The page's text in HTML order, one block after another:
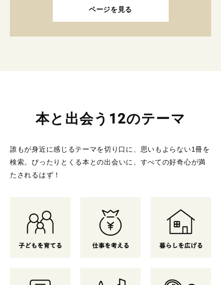
ページを見る
本と出会う12のテーマ
誰もが身近に感じるテーマを切り口に、思いもよらない1冊を
検索。 ぴったりとくる本との出会いに、すべての好奇心が満
たされるはず！